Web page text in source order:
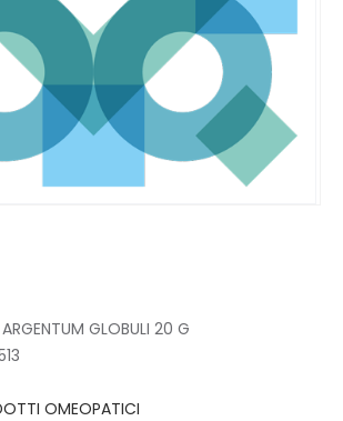
GLOBULI 20 G
OMEOPATICI